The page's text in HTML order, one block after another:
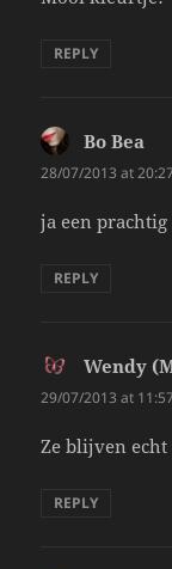
REPLY
Bo Bea
28/07/2013 at 20:27
ja een
REPLY
Wendy
29/07/2013 at 11:57
Ze blijven
REPLY